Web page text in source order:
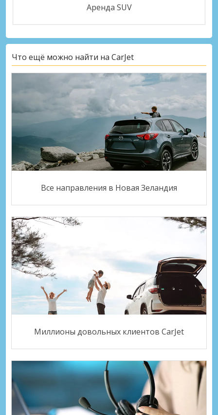
Аренда SUV
Что ещё можно найти на CarJet
Все направления в Новая Зеландия
Миллионы довольных клиентов CarJet